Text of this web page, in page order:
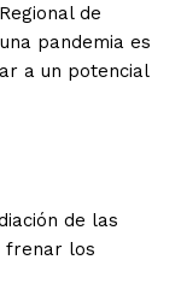
de
pandemia es
a un potencial
de las
frenar los